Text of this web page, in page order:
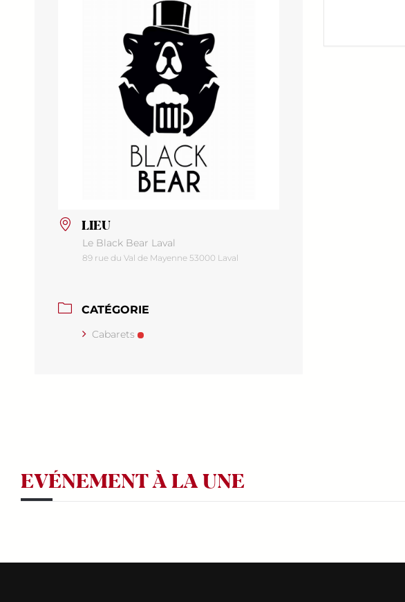
LIEU
Le Black Bear Laval
89 rue du Val de Mayenne 53000 Laval
CATÉGORIE
Cabarets
EVÉNEMENT À LA UNE